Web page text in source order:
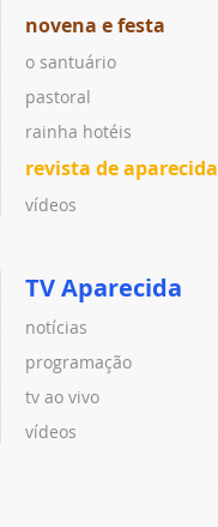
novena e festa
o santuário
pastoral
rainha hotéis
revista de aparecida
vídeos
TV Aparecida
notícias
programação
tv ao vivo
vídeos